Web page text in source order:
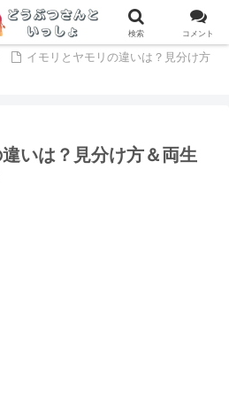
ドッグフードおすすめランキング > >
イモリとヤモリの違いは？見分け方
いは？見分け方＆両生
検索 コメント